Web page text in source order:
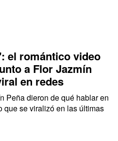
el romántico video
a Flor Jazmín
en redes
Peña dieron de qué hablar en
que se viralizó en las últimas